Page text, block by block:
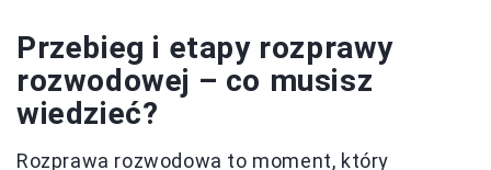
Przebieg i etapy rozprawy
rozwodowej – co musisz
wiedzieć?
Rozprawa rozwodowa to moment, który